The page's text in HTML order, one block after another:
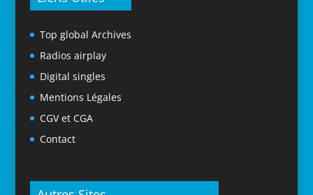
Top global Archives
Radios airplay
Digital singles
Mentions Légales
CGV et CGA
Contact